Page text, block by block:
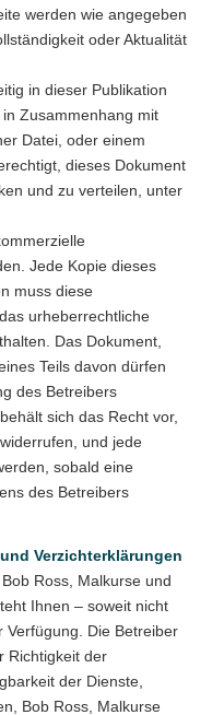
werden wie angegeben
oder Aktualität
in dieser Publikation
Zusammenhang mit
Datei, oder einem
dieses Dokument
und zu verteilen, unter
Jede Kopie dieses
muss diese
urheberrechtliche
Das Dokument,
Teils davon dürfen
des Betreibers
sich das Recht vor,
und jede
sobald eine
des Betreibers
Verzichterklärungen
Ross, Malkurse und
Ihnen – soweit nicht
Die Betreiber
Richtigkeit der
der Dienste,
Bob Ross, Malkurse